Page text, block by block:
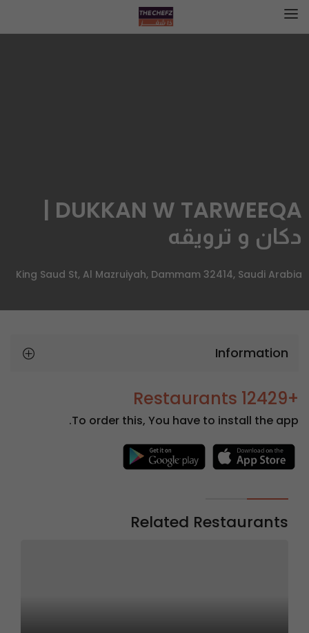
DUKKAN W TARWEEQA |
دكان و ترويقه
King Saud St, Al Mazruiyah, Dammam 32414, Saudi Arabia
Information
+12429 Restaurants
To order this, You have to install the app.
Related Restaurants